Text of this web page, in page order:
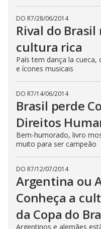
DO R7/28/06/2014
Rival do
cultura rica
País tem dança la
e ícones musicais
DO R7/14/06/2014
Brasil perde
Direitos
Bem-humorado, livro
muito para ser campeão
DO R7/12/07/2014
Argentina ou
Conheça a
da Copa do
Argentinos e alemães